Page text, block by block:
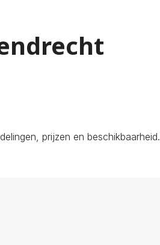
prijzen en beschikbaarheid.